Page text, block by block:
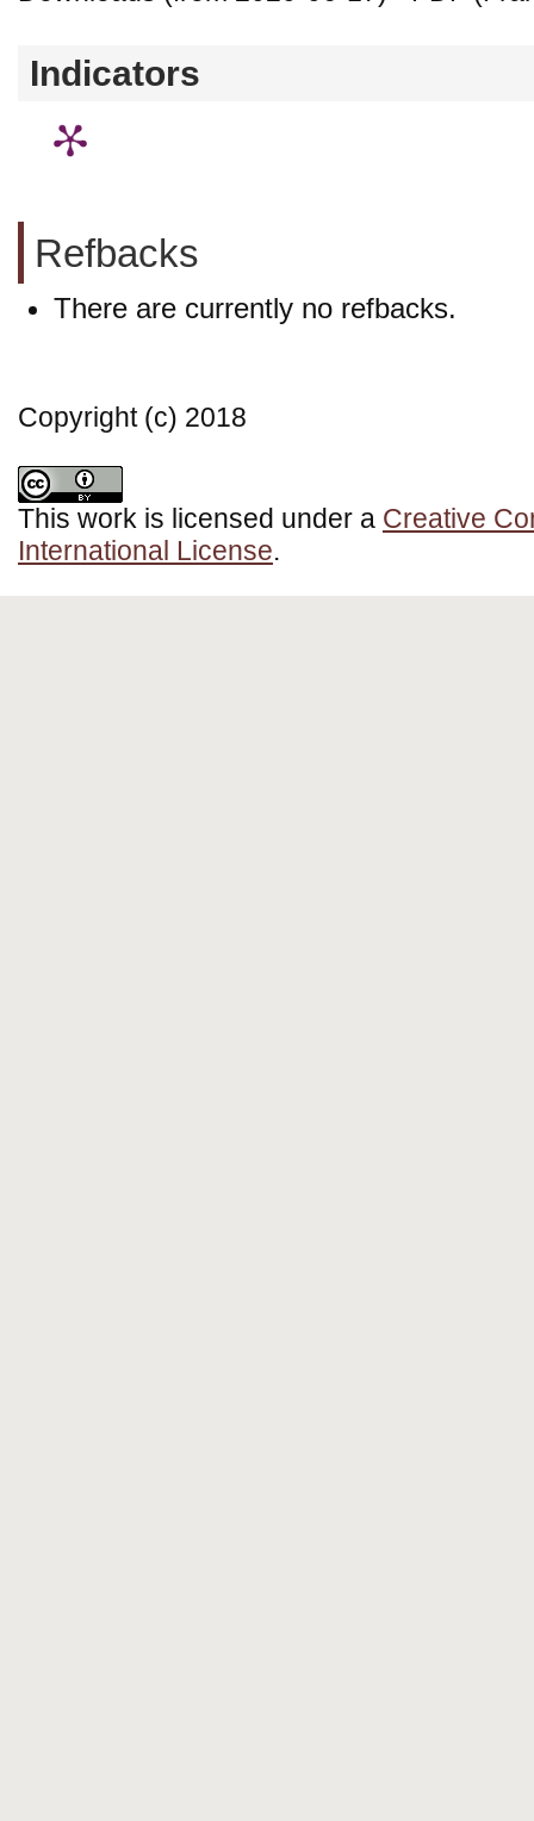
Indicators
Refbacks
There are currently no refbacks.
Copyright (c) 2018
This work is licensed under a Creative
International License.